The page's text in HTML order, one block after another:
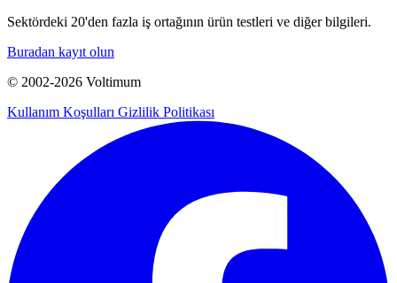
Sektördeki 20'den fazla iş ortağının ürün testleri ve diğer bilgileri.
Buradan kayıt olun
© 2002-2026 Voltimum
Kullanım Koşulları Gizlilik Politikası